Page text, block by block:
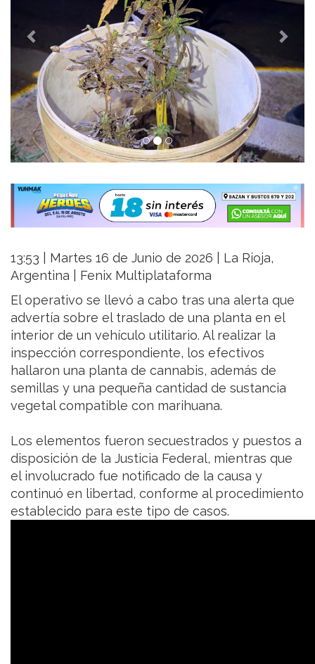
13:53 | Martes 16 de Junio de 2026 | La Rioja,
Argentina | Fenix Multiplataforma
El operativo se llevó a cabo tras una alerta que
advertía sobre el traslado de una planta en el
interior de un vehículo utilitario. Al realizar la
inspección correspondiente, los efectivos
hallaron una planta de cannabis, además de
semillas y una pequeña cantidad de sustancia
vegetal compatible con marihuana.
Los elementos fueron secuestrados y puestos a
disposición de la Justicia Federal, mientras que
el involucrado fue notificado de la causa y
continuó en libertad, conforme al procedimiento
establecido para este tipo de casos.